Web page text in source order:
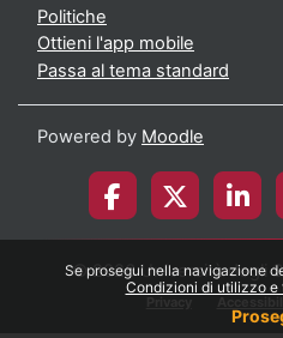
Se prosegui nella navigazione
Condizioni di utilizzo e
Politiche
Ottieni l'app mobile
Passa al tema standard
Powered by Moodle
© 2026 Università degli